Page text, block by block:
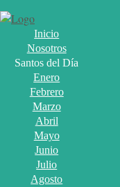
Inicio
Nosotros
Santos del Día
Enero
Febrero
Marzo
Abril
Mayo
Junio
Julio
Agosto